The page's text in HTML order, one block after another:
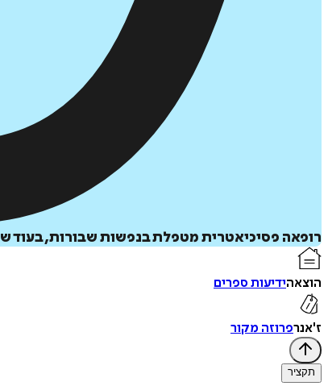
רופאה פסיכיאטרית מטפלת בנפשות שבורות, בעוד
הוצאהידיעות ספרים
ז'אנרפרוזה מקור
תקציר